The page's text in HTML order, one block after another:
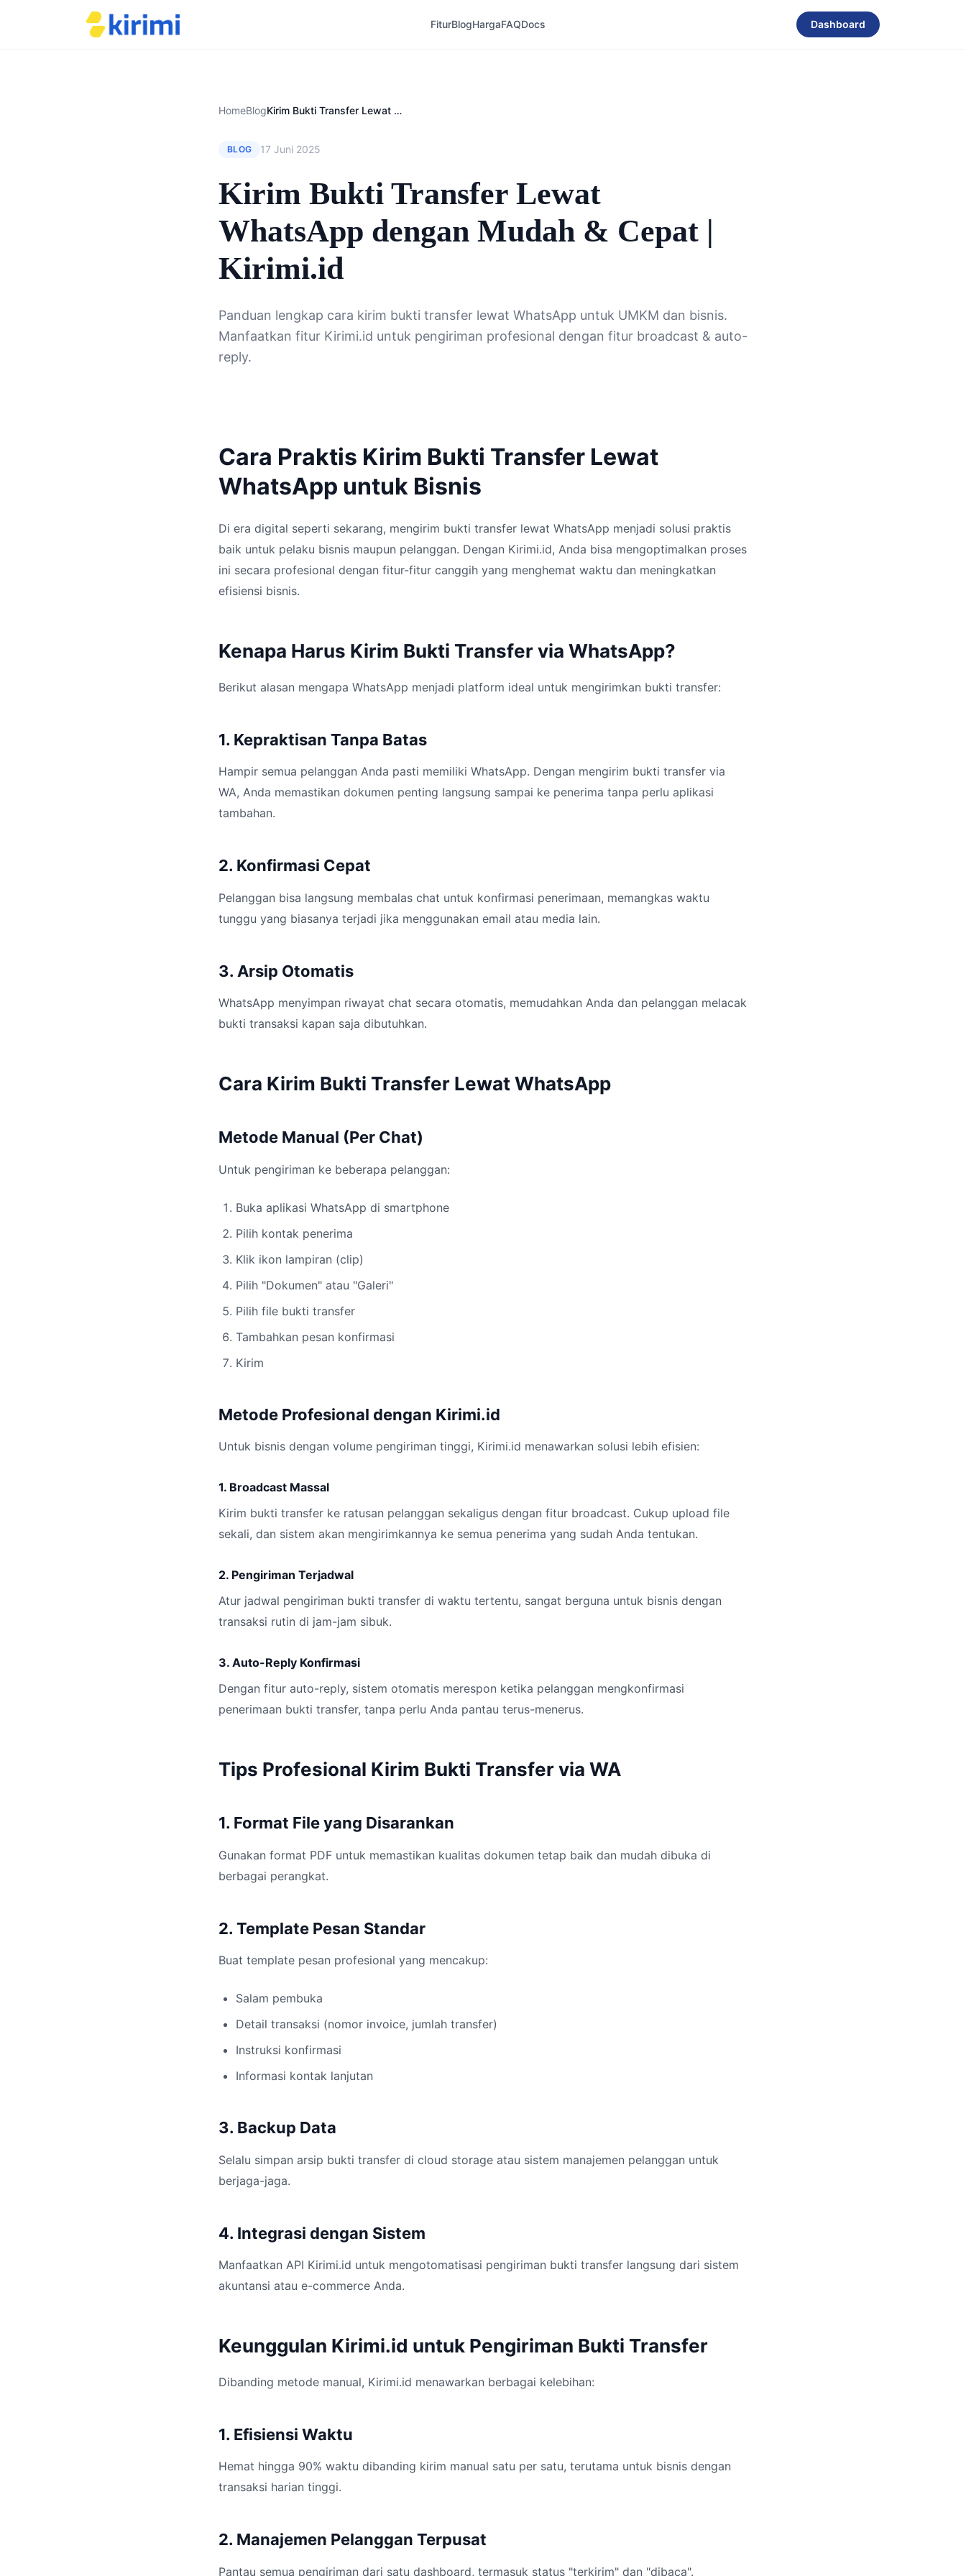
FiturBlogHargaFAQDocs Dashboard
HomeBlog Kirim Bukti Transfer Lewat WhatsApp dengan Mudah & Cepat | Kirimi.id
BLOG 17 Juni 2025
Kirim Bukti Transfer Lewat
WhatsApp dengan Mudah & Cepat |
Kirimi.id
Panduan lengkap cara kirim bukti transfer lewat WhatsApp untuk UMKM dan bisnis.
Manfaatkan fitur Kirimi.id untuk pengiriman profesional dengan fitur broadcast & auto-
reply.
Cara Praktis Kirim Bukti Transfer Lewat
WhatsApp untuk Bisnis
Di era digital seperti sekarang, mengirim bukti transfer lewat WhatsApp menjadi solusi praktis
baik untuk pelaku bisnis maupun pelanggan. Dengan Kirimi.id, Anda bisa mengoptimalkan proses
ini secara profesional dengan fitur-fitur canggih yang menghemat waktu dan meningkatkan
efisiensi bisnis.
Kenapa Harus Kirim Bukti Transfer via WhatsApp?
Berikut alasan mengapa WhatsApp menjadi platform ideal untuk mengirimkan bukti transfer:
1. Kepraktisan Tanpa Batas
Hampir semua pelanggan Anda pasti memiliki WhatsApp. Dengan mengirim bukti transfer via
WA, Anda memastikan dokumen penting langsung sampai ke penerima tanpa perlu aplikasi
tambahan.
2. Konfirmasi Cepat
Pelanggan bisa langsung membalas chat untuk konfirmasi penerimaan, memangkas waktu
tunggu yang biasanya terjadi jika menggunakan email atau media lain.
3. Arsip Otomatis
WhatsApp menyimpan riwayat chat secara otomatis, memudahkan Anda dan pelanggan melacak
bukti transaksi kapan saja dibutuhkan.
Cara Kirim Bukti Transfer Lewat WhatsApp
Metode Manual (Per Chat)
Untuk pengiriman ke beberapa pelanggan:
Buka aplikasi WhatsApp di smartphone
Pilih kontak penerima
Klik ikon lampiran (clip)
Pilih "Dokumen" atau "Galeri"
Pilih file bukti transfer
Tambahkan pesan konfirmasi
Kirim
Metode Profesional dengan Kirimi.id
Untuk bisnis dengan volume pengiriman tinggi, Kirimi.id menawarkan solusi lebih efisien:
1. Broadcast Massal
Kirim bukti transfer ke ratusan pelanggan sekaligus dengan fitur broadcast. Cukup upload file
sekali, dan sistem akan mengirimkannya ke semua penerima yang sudah Anda tentukan.
2. Pengiriman Terjadwal
Atur jadwal pengiriman bukti transfer di waktu tertentu, sangat berguna untuk bisnis dengan
transaksi rutin di jam-jam sibuk.
3. Auto-Reply Konfirmasi
Dengan fitur auto-reply, sistem otomatis merespon ketika pelanggan mengkonfirmasi
penerimaan bukti transfer, tanpa perlu Anda pantau terus-menerus.
Tips Profesional Kirim Bukti Transfer via WA
1. Format File yang Disarankan
Gunakan format PDF untuk memastikan kualitas dokumen tetap baik dan mudah dibuka di
berbagai perangkat.
2. Template Pesan Standar
Buat template pesan profesional yang mencakup:
Salam pembuka
Detail transaksi (nomor invoice, jumlah transfer)
Instruksi konfirmasi
Informasi kontak lanjutan
3. Backup Data
Selalu simpan arsip bukti transfer di cloud storage atau sistem manajemen pelanggan untuk
berjaga-jaga.
4. Integrasi dengan Sistem
Manfaatkan API Kirimi.id untuk mengotomatisasi pengiriman bukti transfer langsung dari sistem
akuntansi atau e-commerce Anda.
Keunggulan Kirimi.id untuk Pengiriman Bukti Transfer
Dibanding metode manual, Kirimi.id menawarkan berbagai kelebihan:
1. Efisiensi Waktu
Hemat hingga 90% waktu dibanding kirim manual satu per satu, terutama untuk bisnis dengan
transaksi harian tinggi.
2. Manajemen Pelanggan Terpusat
Pantau semua pengiriman dari satu dashboard, termasuk status "terkirim" dan "dibaca".